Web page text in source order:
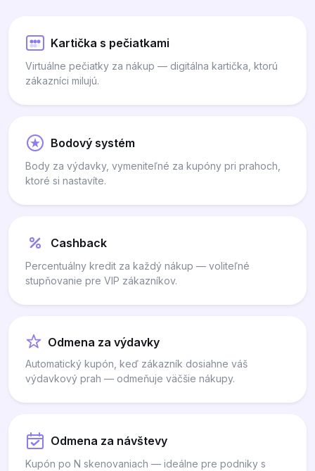
Kartička s pečiatkami
Virtuálne pečiatky za nákup — digitálna kartička, ktorú
zákazníci milujú.
Bodový systém
Body za výdavky, vymeniteľné za kupóny pri prahoch,
ktoré si nastavíte.
Cashback
Percentuálny kredit za každý nákup — voliteľné
stupňovanie pre VIP zákazníkov.
Odmena za výdavky
Automatický kupón, keď zákazník dosiahne váš
výdavkový prah — odmeňuje väčšie nákupy.
Odmena za návštevy
Kupón po N skenovaniach — ideálne pre podniky s